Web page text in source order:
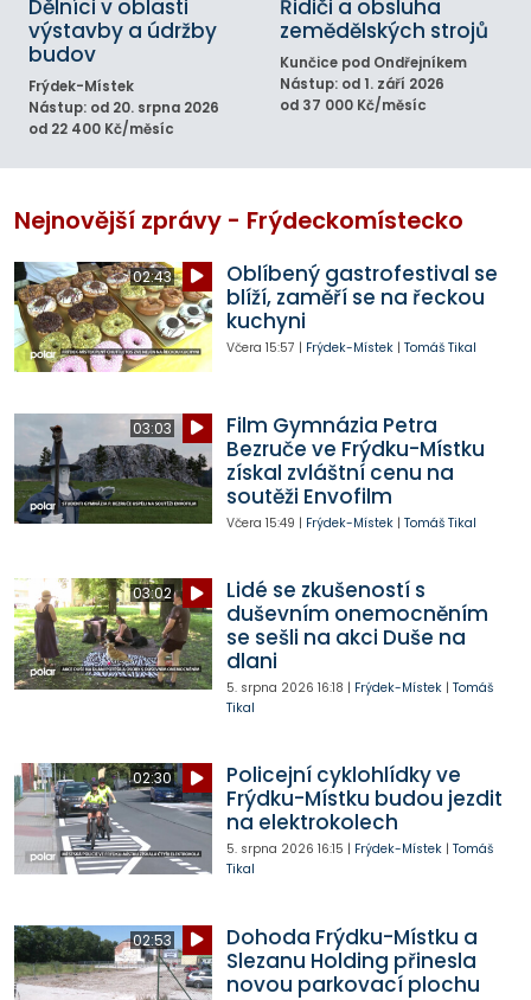
Dělníci v oblasti
výstavby a údržby
budov
Frýdek-Místek
Nástup: od 20. srpna 2026
od 22 400 Kč/měsíc
Řidiči a obsluha
zemědělských strojů
Kunčice pod Ondřejníkem
Nástup: od 1. září 2026
od 37 000 Kč/měsíc
Nejnovější zprávy - Frýdeckomístecko
02:43
Oblíbený gastrofestival se
blíží, zaměří se na řeckou
kuchyni
Včera 15:57 | Frýdek-Místek| Tomáš Tikal
03:03
Film Gymnázia Petra
Bezruče ve Frýdku-Místku
získal zvláštní cenu na
soutěži Envofilm
Včera 15:49 | Frýdek-Místek| Tomáš Tikal
03:02
Lidé se zkušeností s
duševním onemocněním
se sešli na akci Duše na
dlani
5. srpna 2026 16:18 | Frýdek-Místek| Tomáš
Tikal
02:30
Policejní cyklohlídky ve
Frýdku-Místku budou jezdit
na elektrokolech
5. srpna 2026 16:15 | Frýdek-Místek| Tomáš
Tikal
02:53
Dohoda Frýdku-Místku a
Slezanu Holding přinesla
novou parkovací plochu